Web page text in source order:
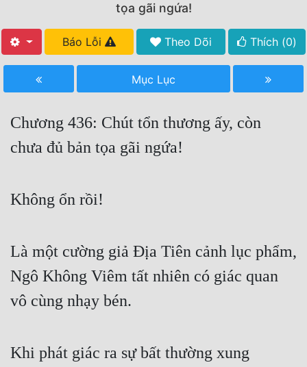
Free
Truyện Dịch
Truyện Nhập Môn
Xa Lộ Dịch
Cung Đấu
Cạnh Kỹ
Cổ Tiên Hiệp
tọa gãi ngứa!
Báo Lỗi Theo Dõi Thích (0)
Mục Lục
Chương 436: Chút tổn thương ấy, còn
chưa đủ bản tọa gãi ngứa!
Không ổn rồi!
Là một cường giả Địa Tiên cảnh lục phẩm,
Ngô Không Viêm tất nhiên có giác quan
vô cùng nhạy bén.
Khi phát giác ra sự bất thường xung